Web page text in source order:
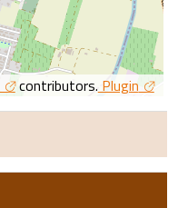
contributors. Plugin